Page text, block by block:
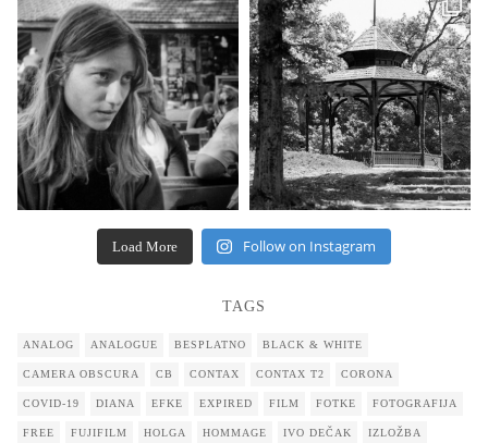
Load More Follow on Instagram
TAGS
ANALOG ANALOGUE BESPLATNO BLACK & WHITE
CAMERA OBSCURA CB CONTAX CONTAX T2 CORONA
COVID-19 DIANA EFKE EXPIRED FILM FOTKE FOTOGRAFIJA
FREE FUJIFILM HOLGA HOMMAGE IVO DEČAK IZLOŽBA